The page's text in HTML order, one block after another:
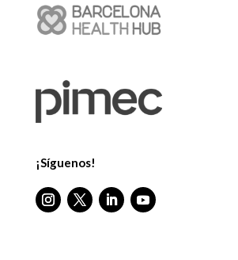
¡Síguenos!